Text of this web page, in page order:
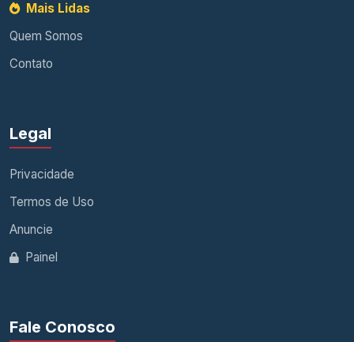
Mais Lidas
Quem Somos
Contato
Legal
Privacidade
Termos de Uso
Anuncie
Painel
Fale Conosco